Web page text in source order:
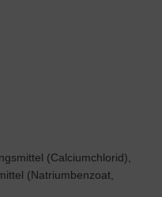
(Calciumchlorid),
(Natriumbenzoat,